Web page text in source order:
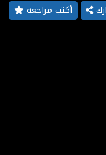
أكتب مراجعة